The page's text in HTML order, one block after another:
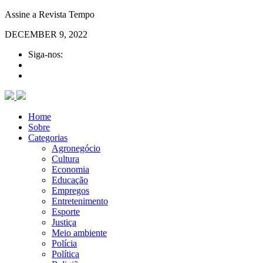
Assine a Revista Tempo
DECEMBER 9, 2022
Siga-nos:
Home
Sobre
Categorias
Agronegócio
Cultura
Economia
Educação
Empregos
Entretenimento
Esporte
Justiça
Meio ambiente
Polícia
Política